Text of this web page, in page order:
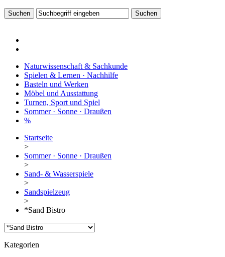
Naturwissenschaft & Sachkunde
Spielen & Lernen · Nachhilfe
Basteln und Werken
Möbel und Ausstattung
Turnen, Sport und Spiel
Sommer · Sonne · Draußen
%
Startseite
>
Sommer · Sonne · Draußen
>
Sand- & Wasserspiele
>
Sandspielzeug
>
*Sand Bistro
Kategorien